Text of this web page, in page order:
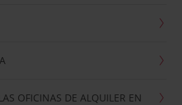
OFICINAS DE ALQUILER EN